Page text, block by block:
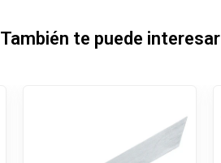
También te puede interesar